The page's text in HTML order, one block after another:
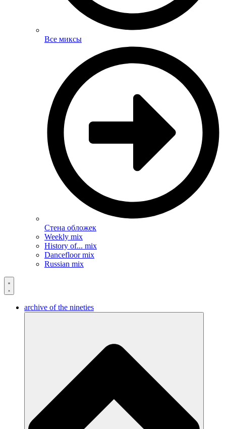
Все миксы
Стена обложек
Weekly mix
History of... mix
Dancefloor mix
Russian mix
archive of the nineties